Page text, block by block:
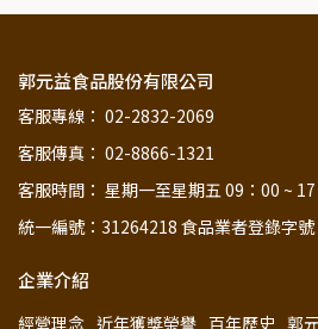
郭元益食品股份有限公司
客服專線： 02-2832-2069
客服傳真： 02-8866-1321
客服時間： 星期一至星期五 09：00 ~
統一編號：31264218 食品業者登錄字
企業介紹
經營理念 近年獲獎榮譽 百年歷史 郭